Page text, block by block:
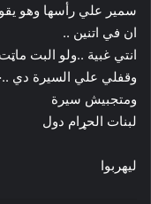
سمير علي رأسها وهو
ان في اتنين ..
انتي غبية ..ولو البت
وقفلي علي السيرة دي
ومتجبيش سيرة
لبنات الحړام دول
ليهربوا